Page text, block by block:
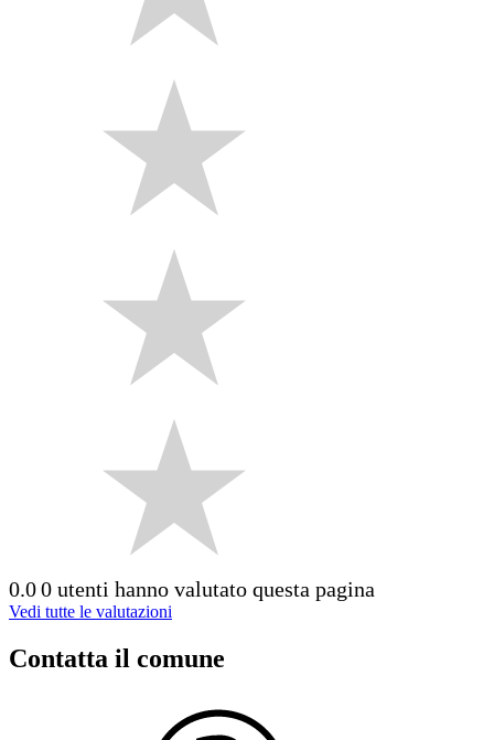
0.00 utenti hanno valutato questa pagina
Vedi tutte le valutazioni
Contatta il comune